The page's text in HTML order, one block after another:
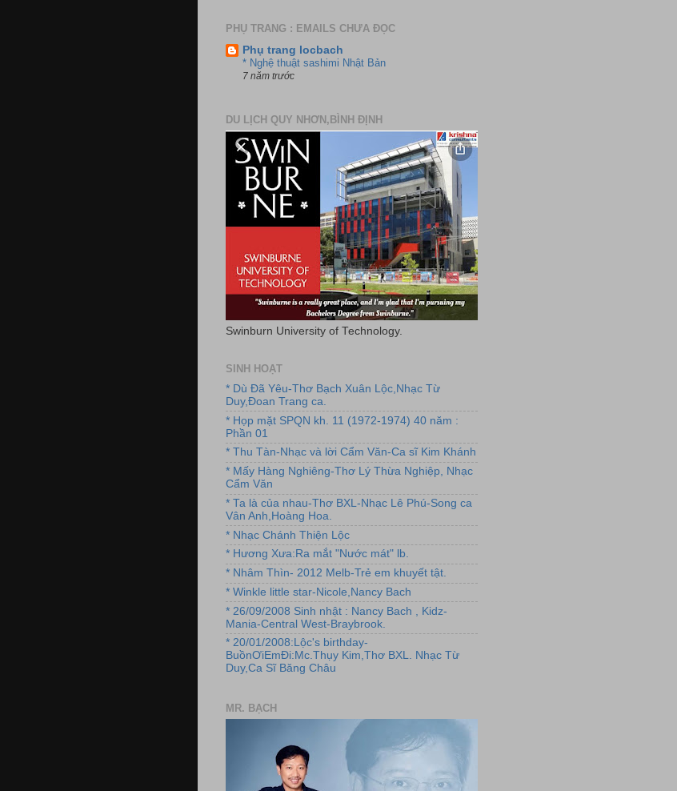
PHỤ TRANG : EMAILS CHƯA ĐỌC
Phụ trang locbach
* Nghệ thuật sashimi Nhật Bản
7 năm trước
DU LỊCH QUY NHƠN,BÌNH ĐỊNH
Swinburn University of Technology.
SINH HOẠT
* Dù Đã Yêu-Thơ Bạch Xuân Lộc,Nhạc Từ
Duy,Đoan Trang ca.
* Họp mặt SPQN kh. 11 (1972-1974) 40 năm :
Phần 01
* Thu Tàn-Nhạc và lời Cẩm Văn-Ca sĩ Kim Khánh
* Mấy Hàng Nghiêng-Thơ Lý Thừa Nghiệp, Nhạc
Cẩm Văn
* Ta là của nhau-Thơ BXL-Nhạc Lê Phú-Song ca
Vân Anh,Hoàng Hoa.
* Nhạc Chánh Thiện Lộc
* Hương Xưa:Ra mắt "Nước mát" lb.
* Nhâm Thìn- 2012 Melb-Trẻ em khuyết tật.
* Winkle little star-Nicole,Nancy Bach
* 26/09/2008 Sinh nhật : Nancy Bach , Kidz-
Mania-Central West-Braybrook.
* 20/01/2008:Lộc's birthday-
BuồnƠiEmĐi:Mc.Thụy Kim,Thơ BXL. Nhạc Từ
Duy,Ca Sĩ Băng Châu
MR. BẠCH